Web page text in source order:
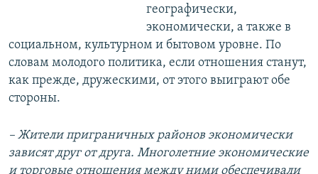
географически,
экономически, а также в
социальном, культурном и бытовом уровне. По
словам молодого политика, если отношения станут,
как прежде, дружескими, от этого выиграют обе
стороны.
– Жители приграничных районов экономически
зависят друг от друга. Многолетние экономические
и торговые отношения между ними обеспечивали